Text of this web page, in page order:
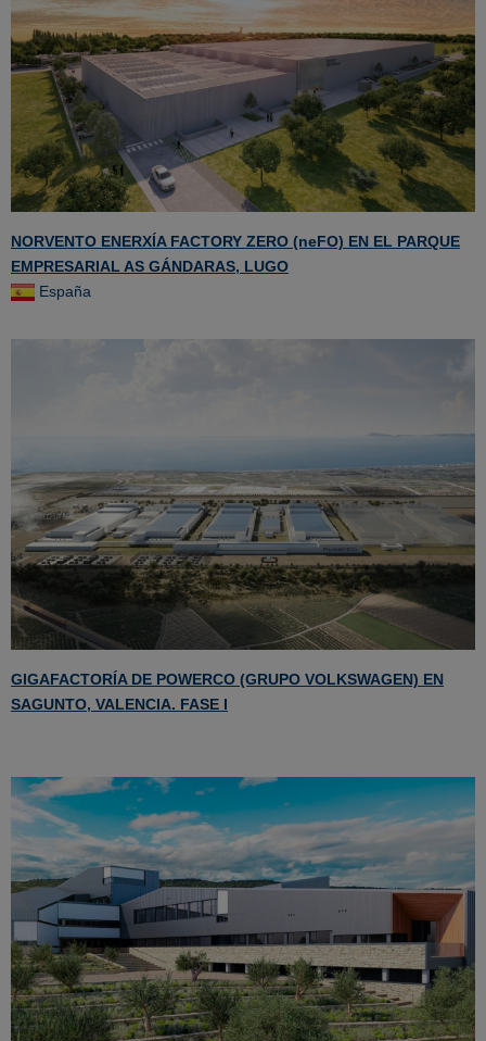
NORVENTO ENERXÍA FACTORY ZERO (neFO) EN EL PARQUE
EMPRESARIAL AS GÁNDARAS, LUGO
España
GIGAFACTORÍA DE POWERCO (GRUPO VOLKSWAGEN) EN
SAGUNTO, VALENCIA. FASE I